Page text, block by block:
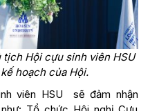
tịch Hội cựu sinh viên HSU
hoạch của Hội.
viên HSU sẽ đảm nhận